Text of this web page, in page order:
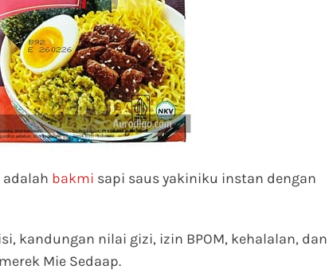
adalah bakmi sapi saus yakiniku instan dengan
kandungan nilai gizi, izin BPOM, kehalalan, dan
Mie Sedaap.